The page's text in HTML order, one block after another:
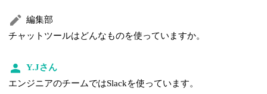
編集部
チャットツールはどんなものを使っていますか。
Y.Jさん
エンジニアのチームではSlackを使っています。